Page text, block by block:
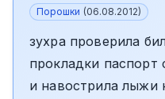
Порошки (06.08.2012)
зухра проверила
прокладки паспорт
и навострила лыжи